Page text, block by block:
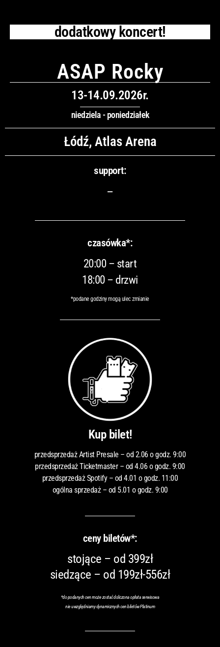
dodatkowy koncert!
ASAP Rocky
13-14.09.2026r.
niedziela - poniedziałek
Łódź, Atlas Arena
support:
–
czasówka*:
20:00 – start
18:00 – drzwi
*podane godziny mogą ulec zmianie
Kup bilet!
przedsprzedaż Artist Presale – od 2.06 o godz. 9:00
przedsprzedaż Ticketmaster – od 4.06 o godz. 9:00
przedsprzedaż Spotify – od 4.01 o godz. 11:00
ogólna sprzedaż – od 5.01 o godz. 9:00
ceny biletów*:
stojące – od 399zł
siedzące – od 199zł-556zł
*do podanych cen może zostać doliczona opłata serwisowa
nie uwzględniamy dynamicznych cen biletów Platinum